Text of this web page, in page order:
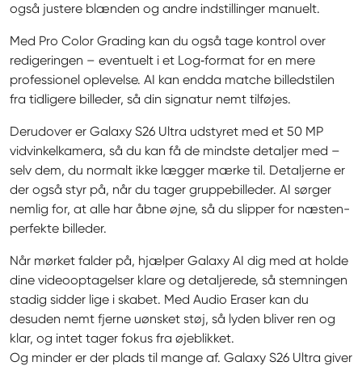
også justere blænden og andre indstillinger manuelt.
Med Pro Color Grading kan du også tage kontrol over
redigeringen – eventuelt i et Log‑format for en mere
professionel oplevelse. AI kan endda matche billedstilen
fra tidligere billeder, så din signatur nemt tilføjes.
Derudover er Galaxy S26 Ultra udstyret med et 50 MP
vidvinkelkamera, så du kan få de mindste detaljer med –
selv dem, du normalt ikke lægger mærke til. Detaljerne er
der også styr på, når du tager gruppebilleder. AI sørger
nemlig for, at alle har åbne øjne, så du slipper for næsten-
perfekte billeder.
Når mørket falder på, hjælper Galaxy AI dig med at holde
dine videooptagelser klare og detaljerede, så stemningen
stadig sidder lige i skabet. Med Audio Eraser kan du
desuden nemt fjerne uønsket støj, så lyden bliver ren og
klar, og intet tager fokus fra øjeblikket.
Og minder er der plads til mange af. Galaxy S26 Ultra giver